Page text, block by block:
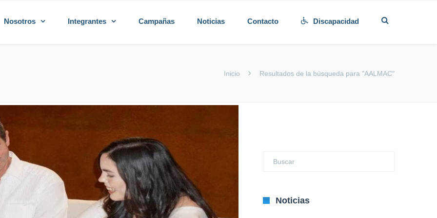
Nosotros Integrantes Campañas Noticias Contacto Discapacidad
Inicio Resultados de la búsqueda para "AALMAC"
Noticias